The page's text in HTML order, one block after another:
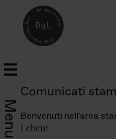
Menu
Comunicati
Benvenuti nell'area
Leben!